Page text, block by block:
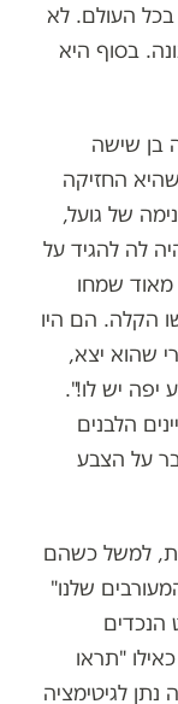
בכל העולם. לא
בסוף היא
בן שישה
החזיקה
של גועל,
לה להגיד על
שמחו
הקלה. הם היו
שהוא יצא,
יפה יש לו!".
הלבנים
על הצבע
למשל כשהם
שלנו"
הנכדים
"תראו
נתן לגיטימציה